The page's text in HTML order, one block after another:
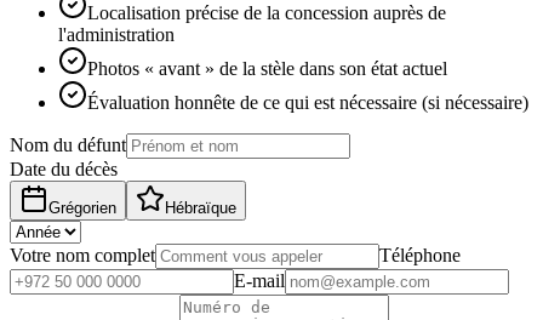
Localisation précise de la concession auprès de
l'administration
Photos « avant » de la stèle dans son état actuel
Évaluation honnête de ce qui est nécessaire (si nécessaire)
Nom du défunt
Date du décès
Grégorien Hébraïque
Votre nom complet
Téléphone
E-mail